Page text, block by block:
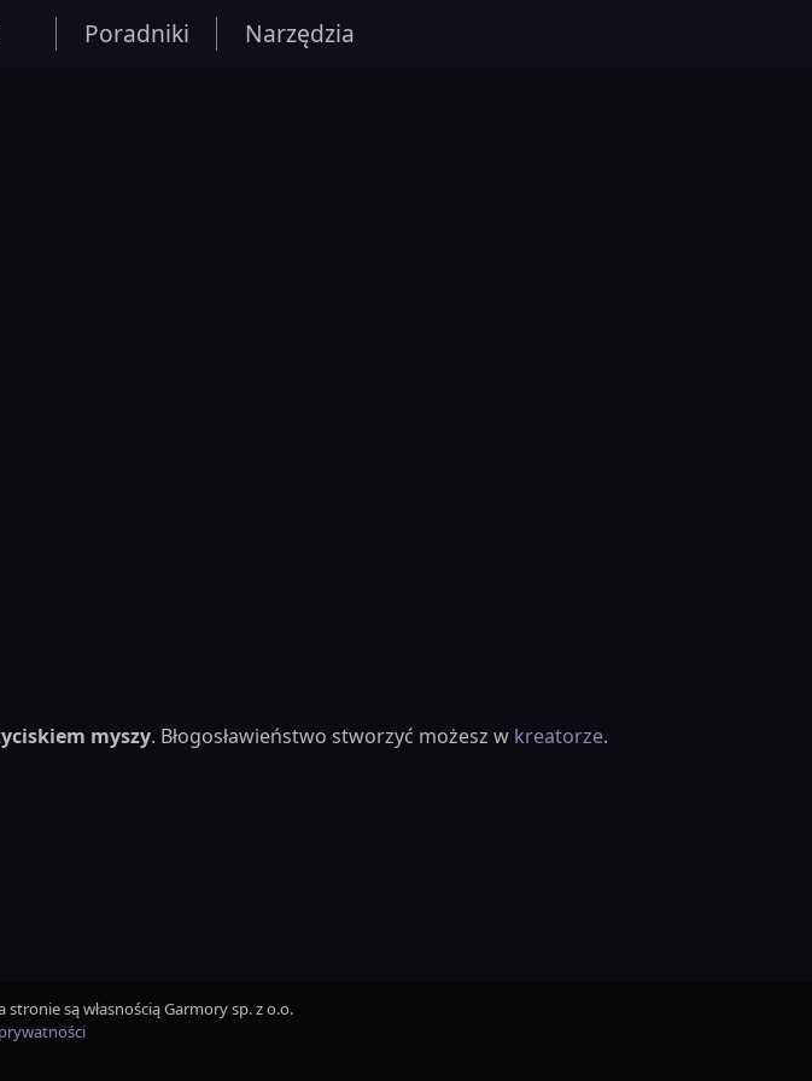
Poradniki Narzędzia
myszy. Błogosławieństwo stworzyć możesz w kreatorze.
są własnością Garmory sp. z o.o.